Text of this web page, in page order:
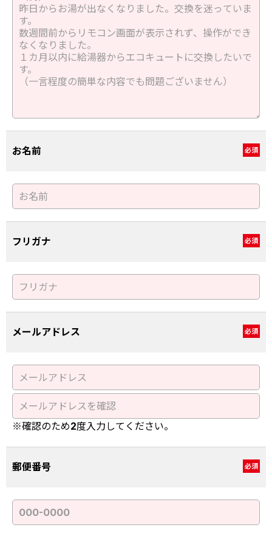
お名前 必須
フリガナ 必須
メールアドレス 必須
※確認のため2度入力してください。
郵便番号 必須